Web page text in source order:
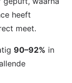
heeft
meet.
90–92% in